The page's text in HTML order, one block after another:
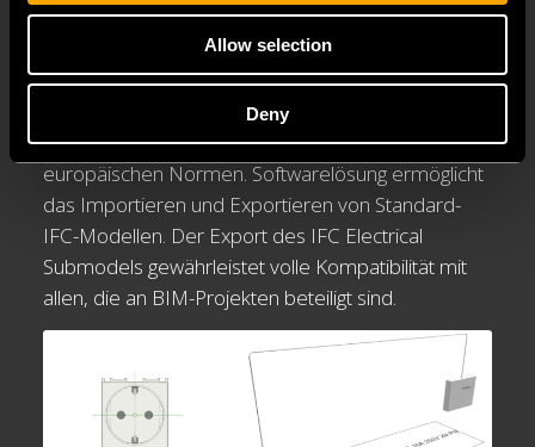
Allow selection
Deny
elektrischen BIM-Objekten von TEM in
Stromkreisen. Verfügbar sind Berechnungen von
Spannungsabfällen, Kabeldurchmesser,
Kabellängen, Kurzschlussströmen, Schutzschaltern,
usw. Alle Berechnungen unterliegen den
europäischen Normen. Softwarelösung ermöglicht
das Importieren und Exportieren von Standard-
IFC-Modellen. Der Export des IFC Electrical
Submodels gewährleistet volle Kompatibilität mit
allen, die an BIM-Projekten beteiligt sind.